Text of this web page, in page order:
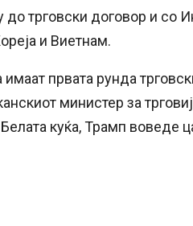
трговски договор и со
и Виетнам.
првата рунда
министер за
куќа, Трамп воведе